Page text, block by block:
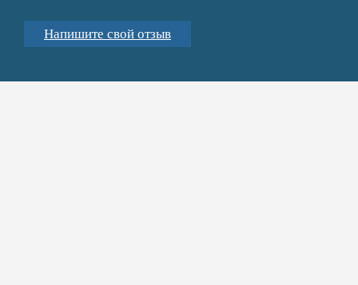
Напишите свой отзыв